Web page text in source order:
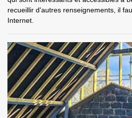
recueillir d'autres renseignements, il
Internet.